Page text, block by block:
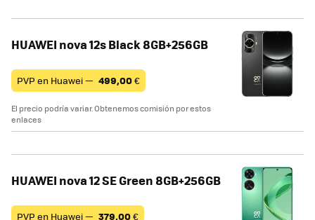
HUAWEI nova 12s Black 8GB+256GB
PVP en Huawei — 499,00€
El precio podría variar. Obtenemos comisión por estos
enlaces
HUAWEI nova 12 SE Green 8GB+256GB
PVP en Huawei — 379,00€